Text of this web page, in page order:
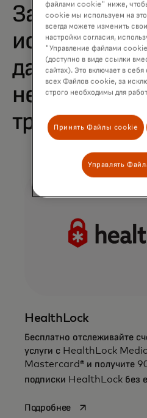
Защита от
данных и от
трат
HealthLock
Бесплатно отслеживайте
услуги с HealthLock
Mastercard® и получите
подписки HealthLock без
Подробнееopens in a new
файлами cookie" ниже,
cookie мы используем на
всегда можете изменить
настройки согласия,
"Управление файлами
(доступно в виде ссылки
сайтах). Это включает в себя
всех Файлов cookie, за
строго необходимы для
Принять Файлы cookie
Управлять